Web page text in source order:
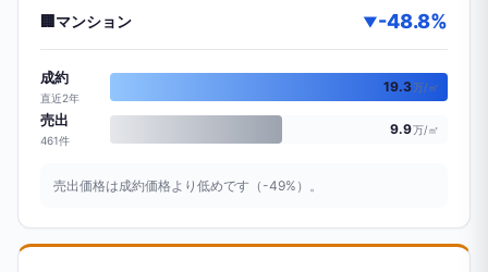
マンション ▼-48.8%
成約
直近2年
19.3万/㎡
売出
461件
9.9万/㎡
売出価格は成約価格より低めです（-49%）。